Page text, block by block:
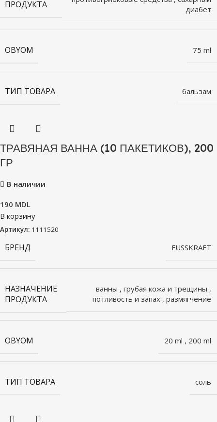
ПРОДУКТА
диабет
OBYOM 75 ml
ТИП ТОВАРА бальзам
ТРАВЯНАЯ ВАННА (10 ПАКЕТИКОВ), 200
ГР
В наличии
190 MDL
В корзину
Артикул: 1111520
БРЕНД FUSSKRAFT
НАЗНАЧЕНИЕ
ПРОДУКТА
ванны , грубая кожа и трещины ,
потливость и запах , размягчение
OBYOM 20 ml , 200 ml
ТИП ТОВАРА соль